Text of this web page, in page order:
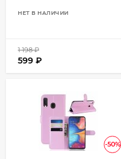
НЕТ В НАЛИЧИИ
1 198₽
599 ₽
-50%